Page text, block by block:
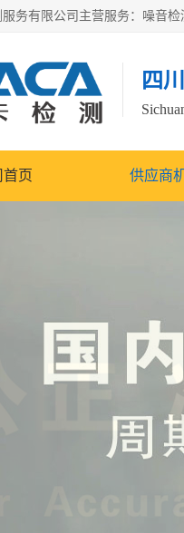
四
首页 供应商